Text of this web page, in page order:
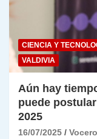
CIENCIA Y
VALDIVIA
Aún hay
puede
2025
16/07/2025